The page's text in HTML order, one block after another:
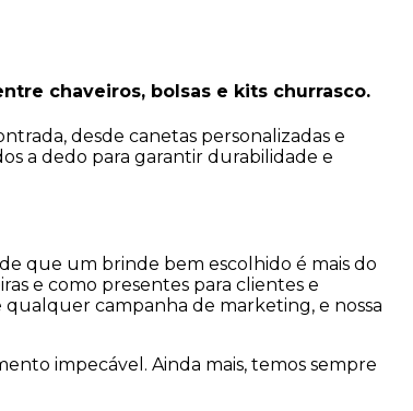
chaveiros, bolsas e kits churrasco.
desde canetas personalizadas e
a dedo para garantir durabilidade e
que um brinde bem escolhido é mais do
e como presentes para clientes e
qualquer campanha de marketing, e nossa
impecável. Ainda mais, temos sempre